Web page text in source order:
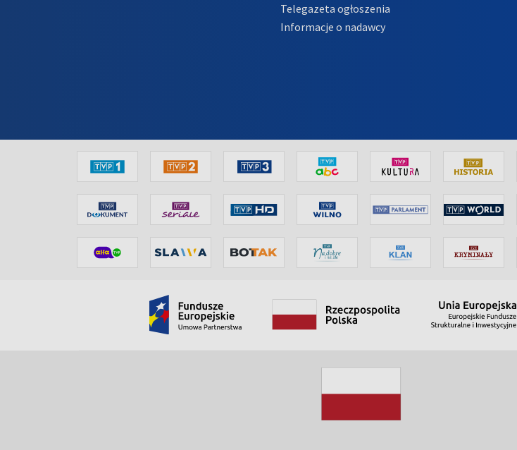
Telegazeta ogłoszenia
Informacje o nadawcy